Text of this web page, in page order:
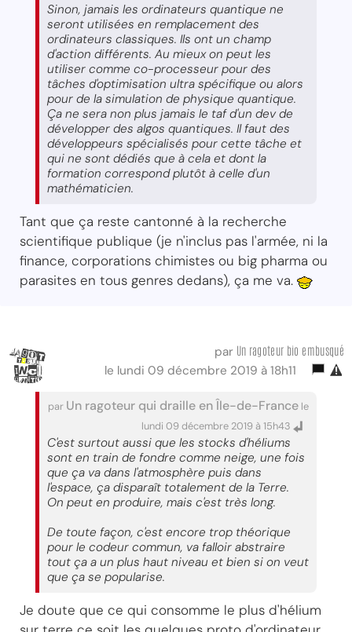
Sinon, jamais les ordinateurs quantique ne
seront utilisées en remplacement des
ordinateurs classiques. Ils ont un champ
d'action différents. Au mieux on peut les
utiliser comme co-processeur pour des
tâches d'optimisation ultra spécifique ou alors
pour de la simulation de physique quantique.
Ça ne sera non plus jamais le taf d'un dev de
développer des algos quantiques. Il faut des
développeurs spécialisés pour cette tâche et
qui ne sont dédiés que à cela et dont la
formation correspond plutôt à celle d'un
mathématicien.
Tant que ça reste cantonné à la recherche
scientifique publique (je n'inclus pas l'armée, ni la
finance, corporations chimistes ou big pharma ou
parasites en tous genres dedans), ça me va.
par Un ragoteur bio embusqué
le lundi 09 décembre 2019 à 18h11
par Un ragoteur qui draille en Île-de-France le
lundi 09 décembre 2019 à 15h43
C'est surtout aussi que les stocks d'héliums
sont en train de fondre comme neige, une fois
que ça va dans l'atmosphère puis dans
l'espace, ça disparaît totalement de la Terre.
On peut en produire, mais c'est très long.
De toute façon, c'est encore trop théorique
pour le codeur commun, va falloir abstraire
tout ça a un plus haut niveau et bien si on veut
que ça se popularise.
Je doute que ce qui consomme le plus d'hélium